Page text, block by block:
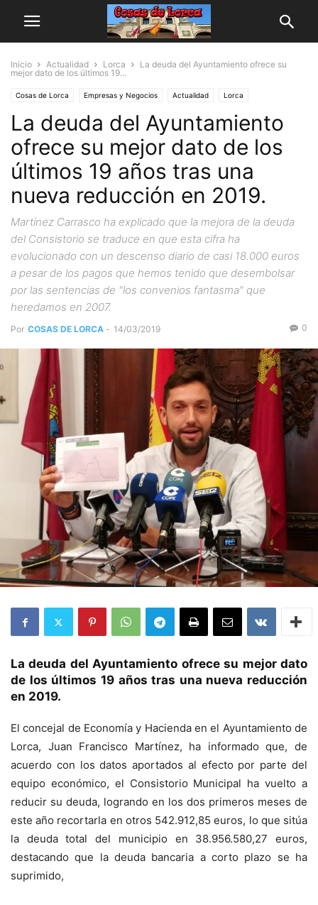
Inicio Actualidad Lorca
La deuda del Ayuntamiento ofrece su
mejor dato de los últimos 19...
Cosas de Lorca Empresas y Negocios Actualidad Lorca
La deuda del Ayuntamiento
ofrece su mejor dato de los
últimos 19 años tras una
nueva reducción en 2019.
Martínez Carrasco ha explicado que la mejora de la deuda
del Consistorio se traduce en que esta cifra ha
evolucionado con un descenso diario de casi 18.000 euros
a pesar de los pagos que hemos tenido que desembolsar
por las sentencias de "los convenios fantasma" que
heredamos en 2007.
Por COSAS DE LORCA - 14/03/2019 0
La deuda del Ayuntamiento ofrece su mejor dato
de los últimos 19 años tras una nueva reducción
en 2019.
El concejal de Economía y Hacienda en el Ayuntamiento de
Lorca, Juan Francisco Martínez, ha informado que, de
acuerdo con los datos aportados al efecto por parte del
equipo económico, el Consistorio Municipal ha vuelto a
reducir su deuda, logrando en los dos primeros meses de
este año recortarla en otros 542.912,85 euros, lo que sitúa
la deuda total del municipio en 38.956.580,27 euros,
destacando que la deuda bancaria a corto plazo se ha
suprimido,